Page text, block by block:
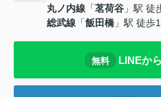
丸ノ内線 「茗荷谷 」駅 徒
総武線 「飯田橋 」駅 徒歩
無料 LINEか